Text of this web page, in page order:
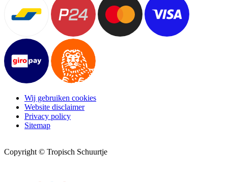
Wij gebruiken cookies
Website disclaimer
Privacy policy
Sitemap
Copyright © Tropisch Schuurtje